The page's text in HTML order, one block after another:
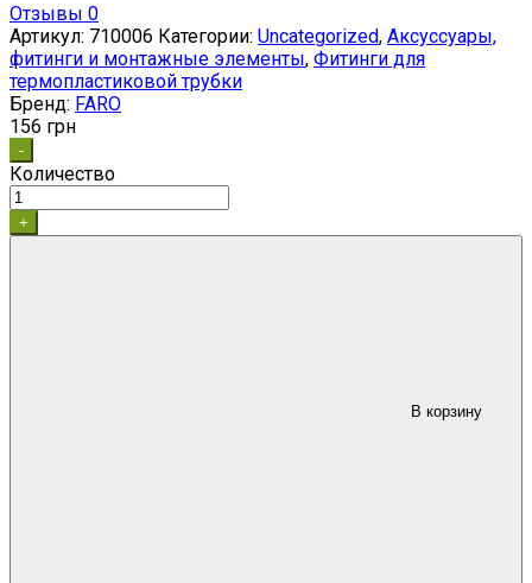
Отзывы 0
Артикул: 710006 Категории: Uncategorized, Аксуссуары,
фитинги и монтажные элементы, Фитинги для
термопластиковой трубки
Бренд: FARO
156 грн
-
Количество
+
В корзину